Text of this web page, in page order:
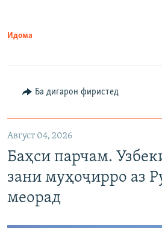
Идома
Ба дигарон фиристед
Август 04, 2026
Баҳси парчам.
зани муҳоҷирро аз
меорад